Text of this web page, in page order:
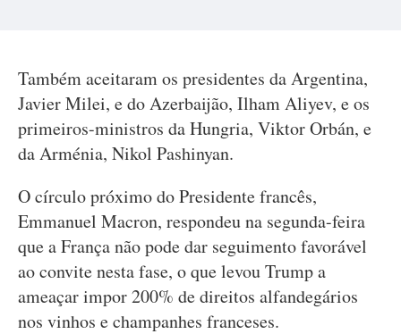
Também aceitaram os presidentes da Argentina,
Javier Milei, e do Azerbaijão, Ilham Aliyev, e os
primeiros-ministros da Hungria, Viktor Orbán, e
da Arménia, Nikol Pashinyan.
O círculo próximo do Presidente francês,
Emmanuel Macron, respondeu na segunda-feira
que a França não pode dar seguimento favorável
ao convite nesta fase, o que levou Trump a
ameaçar impor 200% de direitos alfandegários
nos vinhos e champanhes franceses.